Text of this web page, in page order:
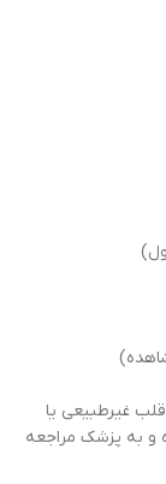
غیرطبیعی یا
و به پزشک مراجعه